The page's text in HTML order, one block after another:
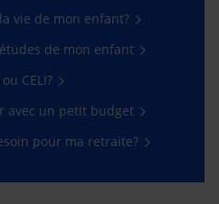
vie de mon enfant?
de mon enfant
ou CELI?
avec un petit budget
pour ma retraite?